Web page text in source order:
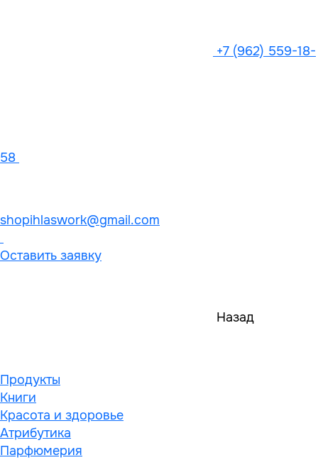
+7 (962) 559-18-
58
shopihlaswork@gmail.com
Оставить заявку
Назад
Продукты
Книги
Красота и здоровье
Атрибутика
Парфюмерия